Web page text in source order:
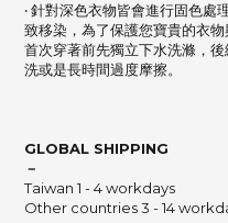
‧ 針對深色衣物皆會進行固色處
致移染， 為了保護您寶貴的衣
首次穿著前先獨立下水洗滌， 後
洗或是長時間過度摩擦。
GLOBAL SHIPPING
－
Taiwan 1 - 4 workdays
Other countries 3 - 14